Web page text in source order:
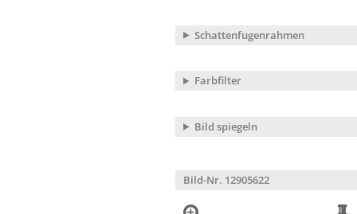
Schattenfugenrahmen
Farbfilter
Bild spiegeln
Bild-Nr. 12905622